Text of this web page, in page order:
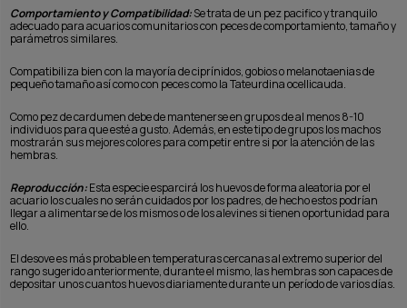
Comportamiento y Compatibilidad:Se trata de un pez pacifico y tranquilo
adecuado para acuarios comunitarios con peces de comportamiento, tamaño y
parámetros similares.
Compatibiliza bien con la mayoría de ciprínidos, gobios o melanotaenias de
pequeño tamaño así como con peces como la Tateurdina ocellicauda.
Como pez de cardumen debe de mantenerse en grupos de al menos 8-10
individuos para que esté a gusto. Además, en este tipo de grupos los machos
mostrarán sus mejores colores para competir entre si por la atención de las
hembras.
Reproducción:Esta especie esparcirá los huevos de forma aleatoria por el
acuario los cuales no serán cuidados por los padres, de hecho estos podrían
llegar a alimentarse de los mismos o de los alevines si tienen oportunidad para
ello.
El desove es más probable en temperaturas cercanas al extremo superior del
rango sugerido anteriormente, durante el mismo, las hembras son capaces de
depositar unos cuantos huevos diariamente durante un período de varios días.